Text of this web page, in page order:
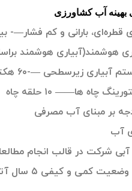
بهینه آب کشاورزی
بارانی و کم فشار—- بیش از ۱۰
هوشمند(آبیاری هوشمند براساس
—-۶۰ هکتار زراعی، ۱۵ هکتار باغی
چاه ها—— ۱۰ حلقه چاه
بر مبنای آب مصرفی
آب
آبی شرکت در قالب انجام
۵ سال آتی چاه‌های در اختیار